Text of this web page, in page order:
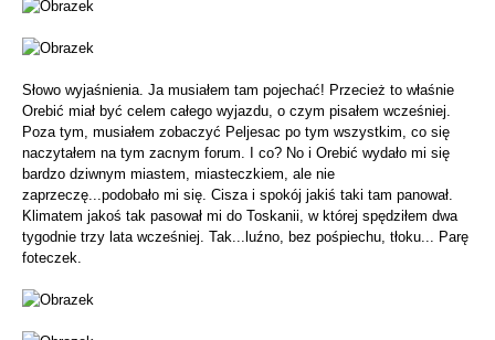
Słowo wyjaśnienia. Ja musiałem tam pojechać! Przecież to właśnie
Orebić miał być celem całego wyjazdu, o czym pisałem wcześniej.
Poza tym, musiałem zobaczyć Peljesac po tym wszystkim, co się
naczytałem na tym zacnym forum. I co? No i Orebić wydało mi się
bardzo dziwnym miastem, miasteczkiem, ale nie
zaprzeczę...podobało mi się. Cisza i spokój jakiś taki tam panował.
Klimatem jakoś tak pasował mi do Toskanii, w której spędziłem dwa
tygodnie trzy lata wcześniej. Tak...luźno, bez pośpiechu, tłoku... Parę
foteczek.